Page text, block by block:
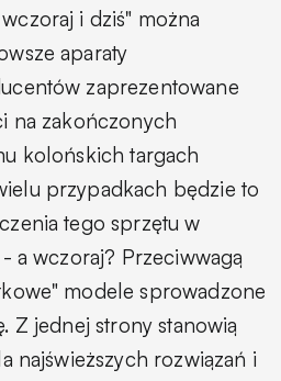
i dziś" można
aparaty
zaprezentowane
na zakończonych
kolońskich targach
przypadkach będzie to
tego sprzętu w
a wczoraj? Przeciwwagą
modele sprowadzone
Z jednej strony stanowią
najświeższych rozwiązań i